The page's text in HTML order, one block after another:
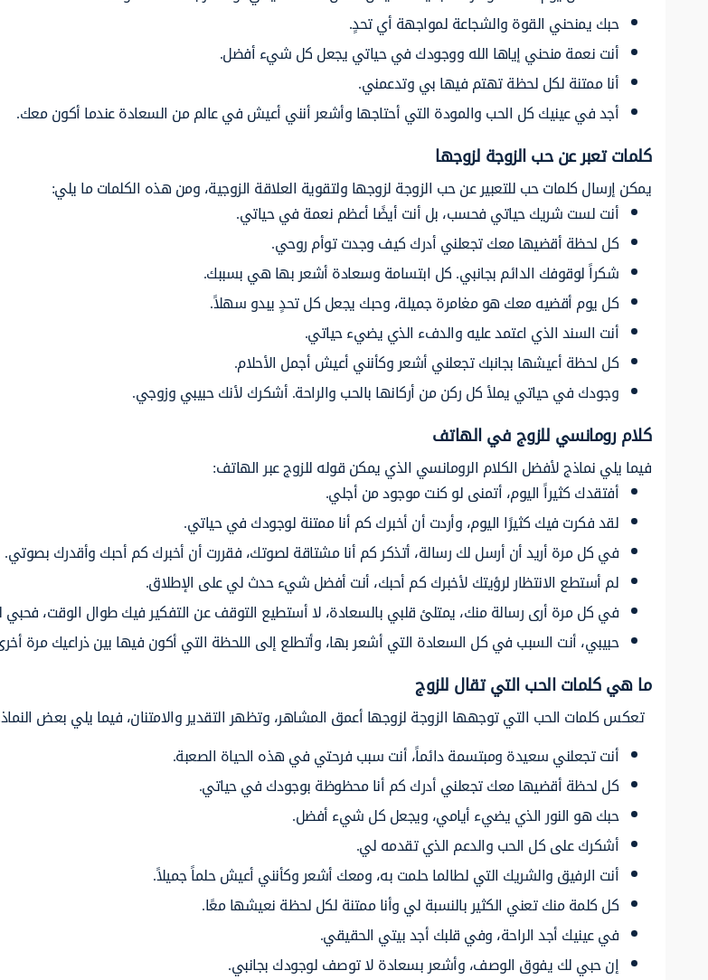
حبكيمنحني القوة والشجاعة لمواجهة أيتحدٍ.
أنتنعمةمنحنيإياها اللهووجودك في حياتي يجعل كل شيء أفضل.
أناممتنةلكللحظةتهتمفيها بيوتدعمني.
أجدفي عينيككل الحبوالمودة التيأحتاجهاوأشعرأنني أعيش في عالم من السعادة عندما أكون معك.
كلماتتعبر عنحبالزوجة لزوجها
يمكن إرسالكلمات حبللتعبير عن حب الزوجة لزوجها ولتقوية العلاقة الزوجية، ومن هذه الكلمات ما يلي:
أنتلستشريكحياتيفحسب،بلأنت أيضًاأعظم نعمة فيحياتي.
كل لحظة أقضيها معك تجعلنيأدرككيفوجدت توأمروحي.
شكراًلوقوفك الدائمبجانبي.كل ابتسامة وسعادة أشعربها هي بسببك.
كل يومأقضيهمعك هو مغامرة جميلة، وحبك يجعل كل تحدٍ يبدو سهلاً.
أنت السند الذي اعتمدعليهوالدفء الذييضيءحياتي.
كل لحظة أعيشها بجانبك تجعلني أشعروكأننيأعيشأجمل الأحلام.
وجودك في حياتي يملأ كلركنمنأركانهابالحبوالراحة.أشكركلأنك حبيبي وزوجي.
كلام رومانسي للزوج في الهاتف
فيما يلي نماذج لأفضل الكلام الرومانسي الذي يمكن قوله للزوج عبر الهاتف:
أفتقدككثيراًاليوم،أتمنىلوكنتموجودمنأجلي.
لقدفكرت فيك كثيرًا اليوم، وأردت أن أخبرك كم أنا ممتنة لوجودك فيحياتي.
فيكلمرةأريد أن أرسللكرسالة،أتذكر كم أنا مشتاقة لصوتك، فقررت أنأخبرككمأحبكوأقدرك بصوتي.
لم أستطع الانتظارلرؤيتكلأخبرككم أحبك، أنت أفضلشيءحدث ليعلى الإطلاق.
فيكلمرة أرىرسالة منك،يمتلئقلبيبالسعادة،لاأستطيع التوقفعن التفكيرفيك طوال الوقت، فحبي
حبيبي، أنت السبب في كل السعادة التيأشعر بها، وأتطلع إلى اللحظة التيأكونفيها بين ذراعيك مرة
ما هي كلمات الحب التي تقال للزوج
تعكسكلمات الحب التيتوجهها الزوجة لزوجهاأعمق المشاهر،وتظهرالتقدير والامتنان، فيما يلي بعض
أنتتجعلني سعيدة ومبتسمة دائماً، أنت سبب فرحتي في هذه الحياة الصعبة.
كل لحظةأقضيهامعك تجعلني أدرك كم أنامحظوظةبوجودك في حياتي.
حبك هو النور الذي يضيء أيامي، ويجعل كل شيء أفضل.
أشكركعلى كل الحب والدعم الذيتقدمهلي.
أنت الرفيقوالشريك التيلطالماحلمتبه،ومعك أشعروكأننيأعيشحلماًجميلاً.
كل كلمة منك تعني الكثير بالنسبةليوأنا ممتنة لكل لحظة نعيشها معًا.
فيعينيكأجدالراحة،وفي قلبك أجدبيتي الحقيقي.
إنحبيلكيفوق الوصف،وأشعر بسعادة لا توصفلوجودكبجانبي.